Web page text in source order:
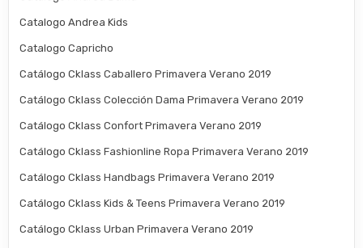
Catalogo Andrea Kids
Catalogo Capricho
Catálogo Cklass Caballero Primavera Verano 2019
Catálogo Cklass Colección Dama Primavera Verano 2019
Catálogo Cklass Confort Primavera Verano 2019
Catálogo Cklass Fashionline Ropa Primavera Verano 2019
Catálogo Cklass Handbags Primavera Verano 2019
Catálogo Cklass Kids & Teens Primavera Verano 2019
Catálogo Cklass Urban Primavera Verano 2019